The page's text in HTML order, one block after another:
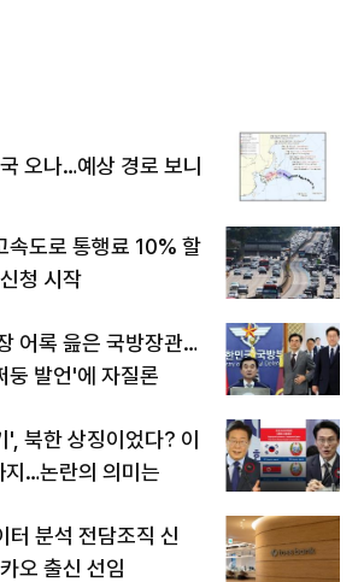
오나…예상 경로 보니
속도로 통행료 10% 할
청 시작
어록 읊은 국방장관…
둥 발언'에 자질론
', 북한 상징이었다? 이
지…논란의 의미는
터 분석 전담조직 신
오 출신 선임